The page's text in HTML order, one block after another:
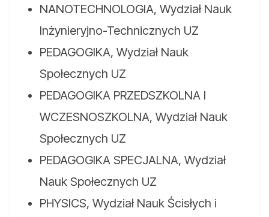
NANOTECHNOLOGIA, Wydział Nauk
Inżynieryjno-Technicznych UZ
PEDAGOGIKA, Wydział Nauk
Społecznych UZ
PEDAGOGIKA PRZEDSZKOLNA I
WCZESNOSZKOLNA, Wydział Nauk
Społecznych UZ
PEDAGOGIKA SPECJALNA, Wydział
Nauk Społecznych UZ
PHYSICS, Wydział Nauk Ścisłych i